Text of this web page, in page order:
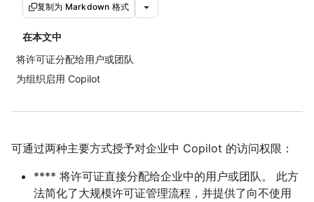
复制为 Markdown 格式
在本文中
将许可证分配给用户或团队
为组织启用 Copilot
可通过两种主要方式授予对企业中 Copilot 的访问权限：
**** 将许可证直接分配给企业中的用户或团队。 此方
法简化了大规模许可证管理流程，并提供了向不使用